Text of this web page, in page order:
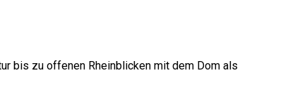
bis zu offenen Rheinblicken mit dem Dom als